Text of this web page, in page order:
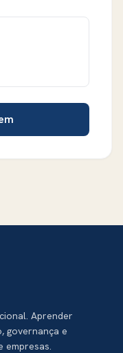
Aprender
governança e
empresas.